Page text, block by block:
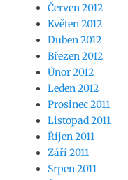
Červen 2012
Květen 2012
Duben 2012
Březen 2012
Únor 2012
Leden 2012
Prosinec 2011
Listopad 2011
Říjen 2011
Září 2011
Srpen 2011